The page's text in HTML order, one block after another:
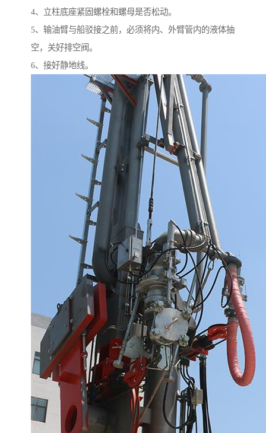
4、立柱底座紧固螺栓和螺母是否松动。
5、输油臂与船驳接之前，必须将内、外臂管内的液体抽
空，关好排空阀。
6、接好静地线。